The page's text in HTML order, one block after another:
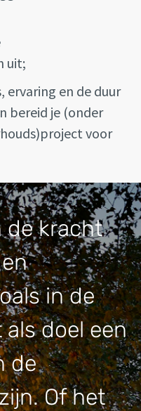
uit;
ervaring en de duur
bereid je (onder
voor
de kracht
in de
doel een
de
Of het